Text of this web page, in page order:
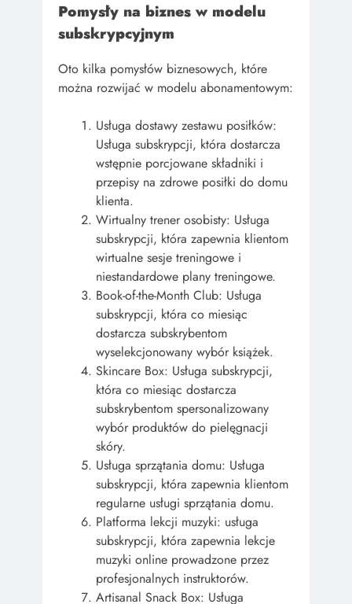
Pomysły na biznes w modelu
subskrypcyjnym
Oto kilka pomysłów biznesowych, które
można rozwijać w modelu abonamentowym:
Usługa dostawy zestawu posiłków:
Usługa subskrypcji, która dostarcza
wstępnie porcjowane składniki i
przepisy na zdrowe posiłki do domu
klienta.
Wirtualny trener osobisty: Usługa
subskrypcji, która zapewnia klientom
wirtualne sesje treningowe i
niestandardowe plany treningowe.
Book-of-the-Month Club: Usługa
subskrypcji, która co miesiąc
dostarcza subskrybentom
wyselekcjonowany wybór książek.
Skincare Box: Usługa subskrypcji,
która co miesiąc dostarcza
subskrybentom spersonalizowany
wybór produktów do pielęgnacji
skóry.
Usługa sprzątania domu: Usługa
subskrypcji, która zapewnia klientom
regularne usługi sprzątania domu.
Platforma lekcji muzyki: usługa
subskrypcji, która zapewnia lekcje
muzyki online prowadzone przez
profesjonalnych instruktorów.
Artisanal Snack Box: Usługa